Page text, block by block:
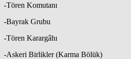
-Tören Komutanı
-Bayrak Grubu
-Tören Karargâhı
-Askeri Birlikler (Karma Bölük)